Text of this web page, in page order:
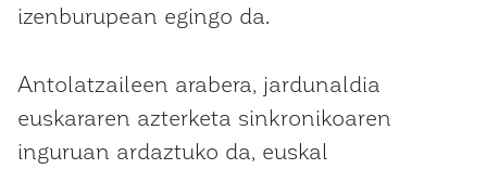
izenburupean egingo da.
Antolatzaileen arabera, jardunaldia
euskararen azterketa sinkronikoaren
inguruan ardaztuko da, euskal